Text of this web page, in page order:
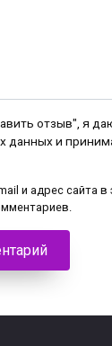
отзыв", я
данных и
и адрес сайта в